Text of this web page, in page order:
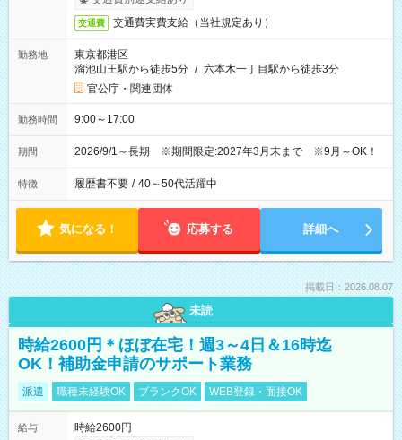
交通費 交通費実費支給（当社規定あり）
勤務地
東京都港区
溜池山王駅から徒歩5分 / 六本木一丁目駅から徒歩3分
官公庁・関連団体
勤務時間 9:00～17:00
期間 2026/9/1～長期 ※期間限定:2027年3月末まで ※9月～OK！
特徴 履歴書不要 / 40～50代活躍中
気になる！ 応募する 詳細へ
掲載日：2026.08.07
未読
時給2600円＊ほぼ在宅！週3～4日＆16時迄
OK！補助金申請のサポート業務
派遣 職種未経験OK ブランクOK WEB登録・面接OK
給与
時給2600円